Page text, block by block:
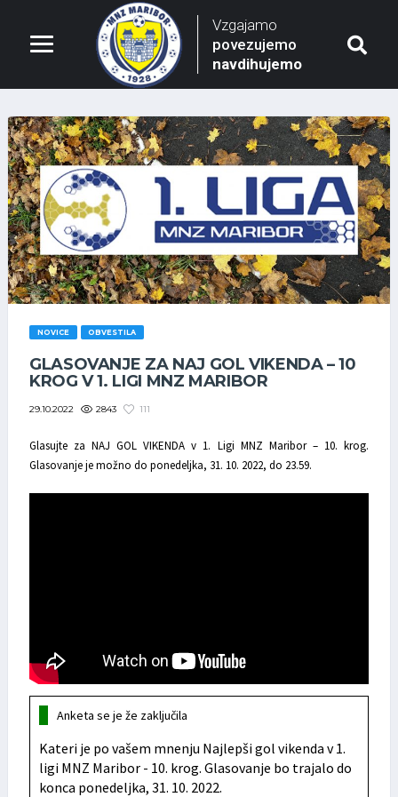
Vzgajamo
povezujemo
navdihujemo
NOVICE OBVESTILA
GLASOVANJE ZA NAJ GOL VIKENDA – 10
KROG V 1. LIGI MNZ MARIBOR
29.10.2022 2843 111
Glasujte za NAJ GOL VIKENDA v 1. Ligi MNZ Maribor – 10. krog.
Glasovanje je možno do ponedeljka, 31. 10. 2022, do 23.59.
Anketa se je že zaključila
Kateri je po vašem mnenju Najlepši gol vikenda v 1.
ligi MNZ Maribor - 10. krog. Glasovanje bo trajalo do
konca ponedeljka, 31. 10. 2022.